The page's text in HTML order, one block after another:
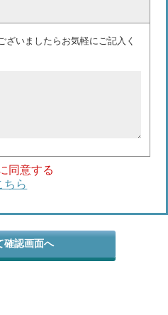
ざいましたらお気軽にご記入く
同意する
ちら